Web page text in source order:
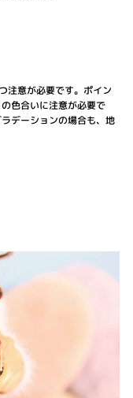
注意が必要です。ポイン
色合いに注意が必要で
デーションの場合も、地